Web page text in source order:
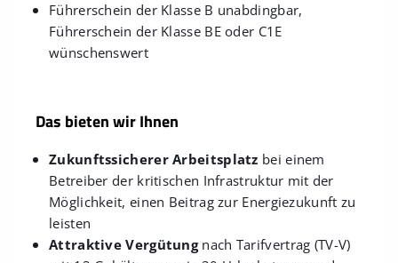
Führerschein der Klasse B unabdingbar,
Führerschein der Klasse BE oder C1E
wünschenswert
Das bieten wir Ihnen
Zukunftssicherer Arbeitsplatz bei einem
Betreiber der kritischen Infrastruktur mit der
Möglichkeit, einen Beitrag zur Energiezukunft zu
leisten
Attraktive Vergütungnach Tarifvertrag (TV-V)